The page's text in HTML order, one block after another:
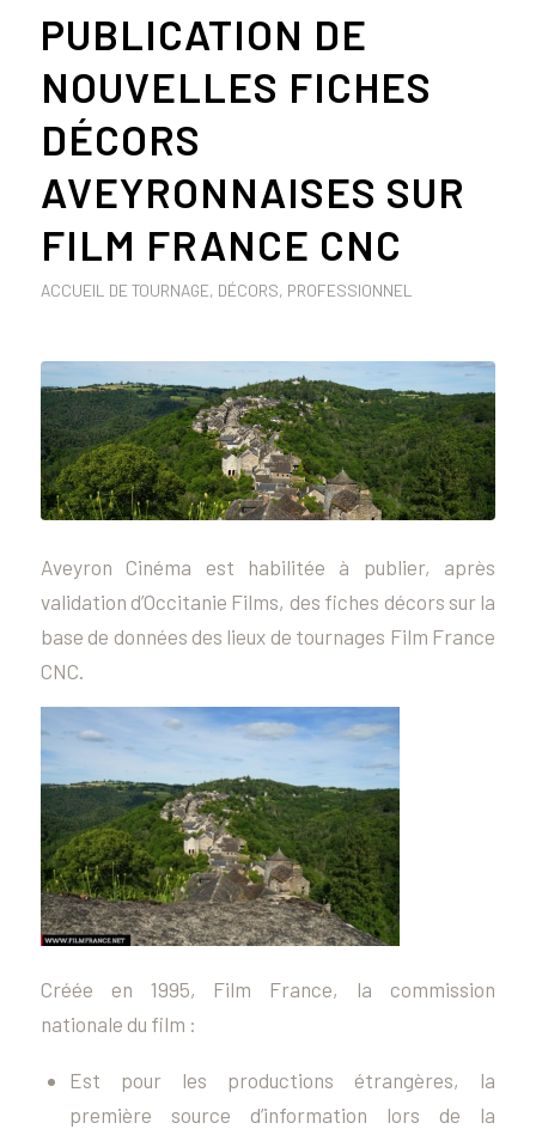
PUBLICATION DE
NOUVELLES FICHES
DÉCORS
AVEYRONNAISES SUR
FILM FRANCE CNC
ACCUEIL DE TOURNAGE, DÉCORS, PROFESSIONNEL
Aveyron Cinéma est habilitée à publier, après
validation d’Occitanie Films, des fiches décors sur la
base de données des lieux de tournages Film France
CNC.
Créée en 1995, Film France, la commission
nationale du film :
Est pour les productions étrangères, la
première source d’information lors de la